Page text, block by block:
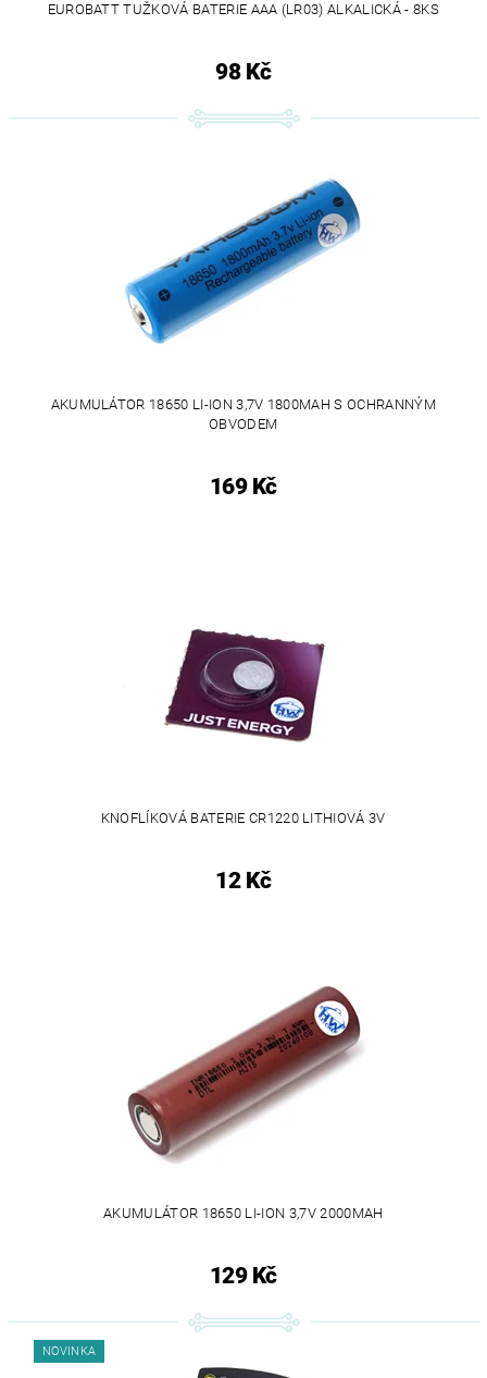
EUROBATT TUŽKOVÁ BATERIE AAA (LR03) ALKALICKÁ - 8KS
98 Kč
AKUMULÁTOR 18650 LI-ION 3,7V 1800MAH S OCHRANNÝM
OBVODEM
169 Kč
KNOFLÍKOVÁ BATERIE CR1220 LITHIOVÁ 3V
12 Kč
AKUMULÁTOR 18650 LI-ION 3,7V 2000MAH
129 Kč
NOVINKA